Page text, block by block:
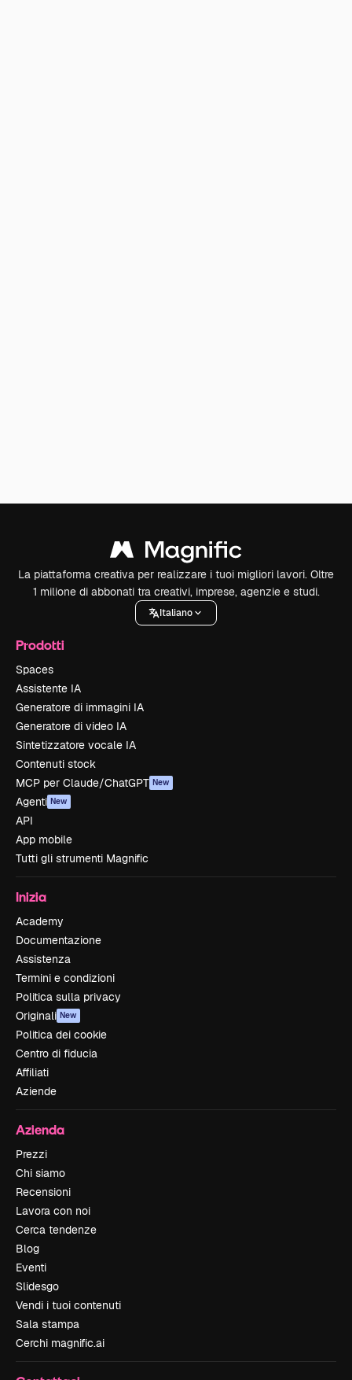
La piattaforma creativa per realizzare i tuoi migliori lavori. Oltre
1 milione di abbonati tra creativi, imprese, agenzie e studi.
Italiano
Prodotti
Spaces
Assistente IA
Generatore di immagini IA
Generatore di video IA
Sintetizzatore vocale IA
Contenuti stock
MCP per Claude/ChatGPT New
Agenti New
API
App mobile
Tutti gli strumenti Magnific
Inizia
Academy
Documentazione
Assistenza
Termini e condizioni
Politica sulla privacy
Originali New
Politica dei cookie
Centro di fiducia
Affiliati
Aziende
Azienda
Prezzi
Chi siamo
Recensioni
Lavora con noi
Cerca tendenze
Blog
Eventi
Slidesgo
Vendi i tuoi contenuti
Sala stampa
Cerchi magnific.ai